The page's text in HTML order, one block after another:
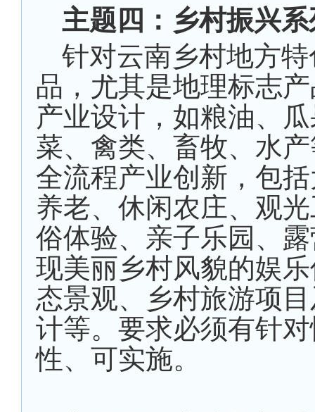
主题四：乡村振兴
针对云南乡村地方
品，尤其是地理标志
产业设计，如粮油、
菜、禽类、畜牧、水
全流程产业创新，包
养老、休闲农庄、观
俗体验、亲子乐园、
现美丽乡村风貌的娱
态景观、乡村旅游项
计等。要求必须有针
性、可实施。